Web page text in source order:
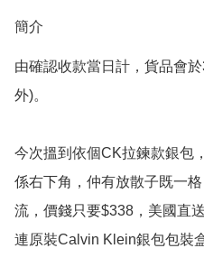
簡介
由確認收款當日計，貨品會
外)。
今次搵到依個CK拉鍊款銀包
係右下角，仲有放散子既一
流，價錢只要$338，美國直
連原裝Calvin Klein銀包包裝